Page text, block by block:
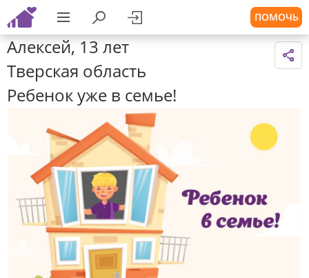
ПОМОЧЬ
Алексей, 13 лет
Тверская область
Ребенок уже в семье!